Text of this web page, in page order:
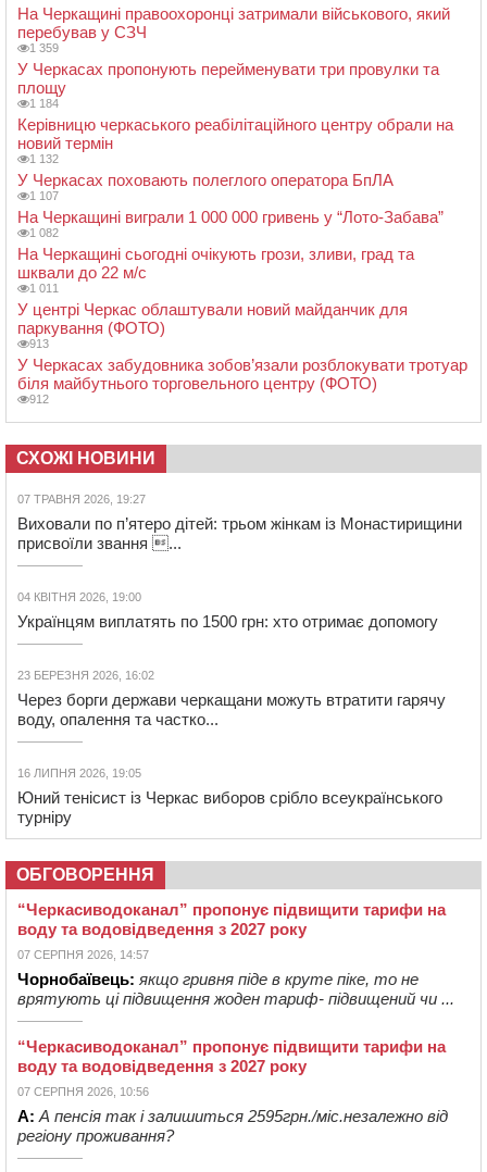
На Черкащині правоохоронці затримали військового, який
перебував у СЗЧ
1 359
У Черкасах пропонують перейменувати три провулки та
площу
1 184
Керівницю черкаського реабілітаційного центру обрали на
новий термін
1 132
У Черкасах поховають полеглого оператора БпЛА
1 107
На Черкащині виграли 1 000 000 гривень у “Лото-Забава”
1 082
На Черкащині сьогодні очікують грози, зливи, град та
шквали до 22 м/с
1 011
У центрі Черкас облаштували новий майданчик для
паркування (ФОТО)
913
У Черкасах забудовника зобов’язали розблокувати тротуар
біля майбутнього торговельного центру (ФОТО)
912
СХОЖІ НОВИНИ
07 ТРАВНЯ 2026, 19:27
Виховали по п’ятеро дітей: трьом жінкам із Монастирищини
присвоїли звання ...
04 КВІТНЯ 2026, 19:00
Українцям виплатять по 1500 грн: хто отримає допомогу
23 БЕРЕЗНЯ 2026, 16:02
Через борги держави черкащани можуть втратити гарячу
воду, опалення та частко...
16 ЛИПНЯ 2026, 19:05
Юний тенісист із Черкас виборов срібло всеукраїнського
турніру
ОБГОВОРЕННЯ
“Черкасиводоканал” пропонує підвищити тарифи на
воду та водовідведення з 2027 року
07 СЕРПНЯ 2026, 14:57
Чорнобаївець: якщо гривня піде в круте піке, то не
врятують ці підвищення жоден тариф- підвищений чи ...
“Черкасиводоканал” пропонує підвищити тарифи на
воду та водовідведення з 2027 року
07 СЕРПНЯ 2026, 10:56
А: А пенсія так і залишиться 2595грн./міс.незалежно від
регіону проживання?